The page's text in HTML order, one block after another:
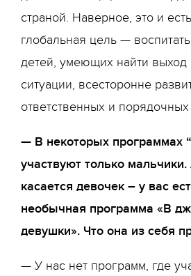
страной. Наверное, это и
глобальная цель —
детей, умеющих найти
ситуации, всесторонне
ответственных и
— В некоторых программах
участвуют только мальчики.
касается девочек – у вас
необычная программа «В
девушки». Что она из себя
— У нас нет программ, где